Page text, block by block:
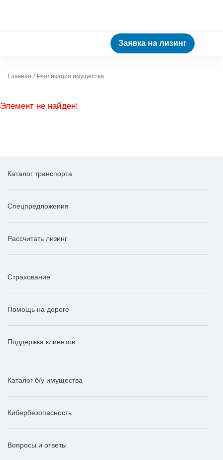
Заявка на лизинг
Главная Реализация имущества
Элемент не найден!
Каталог транспорта
Спецпредложения
Рассчитать лизинг
Страхование
Помощь на дороге
Поддержка клиентов
Каталог б/у имущества
Кибербезопасность
Вопросы и ответы